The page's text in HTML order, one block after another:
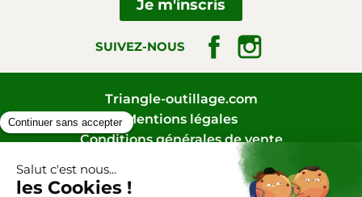
SUIVEZ-NOUS Facebook
Triangle-outillage.com
Mentions légales
Conditions générales de vente